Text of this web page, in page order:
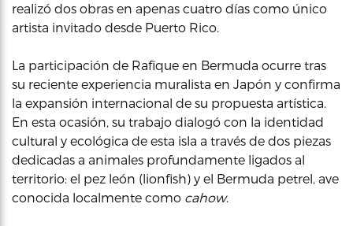
realizó dos obras en apenas cuatro días como único
artista invitado desde Puerto Rico.
La participación de Rafique en Bermuda ocurre tras
su reciente experiencia muralista en Japón y confirma
la expansión internacional de su propuesta artística.
En esta ocasión, su trabajo dialogó con la identidad
cultural y ecológica de esta isla a través de dos piezas
dedicadas a animales profundamente ligados al
territorio: el pez león (lionfish) y el Bermuda petrel, ave
conocida localmente como cahow.